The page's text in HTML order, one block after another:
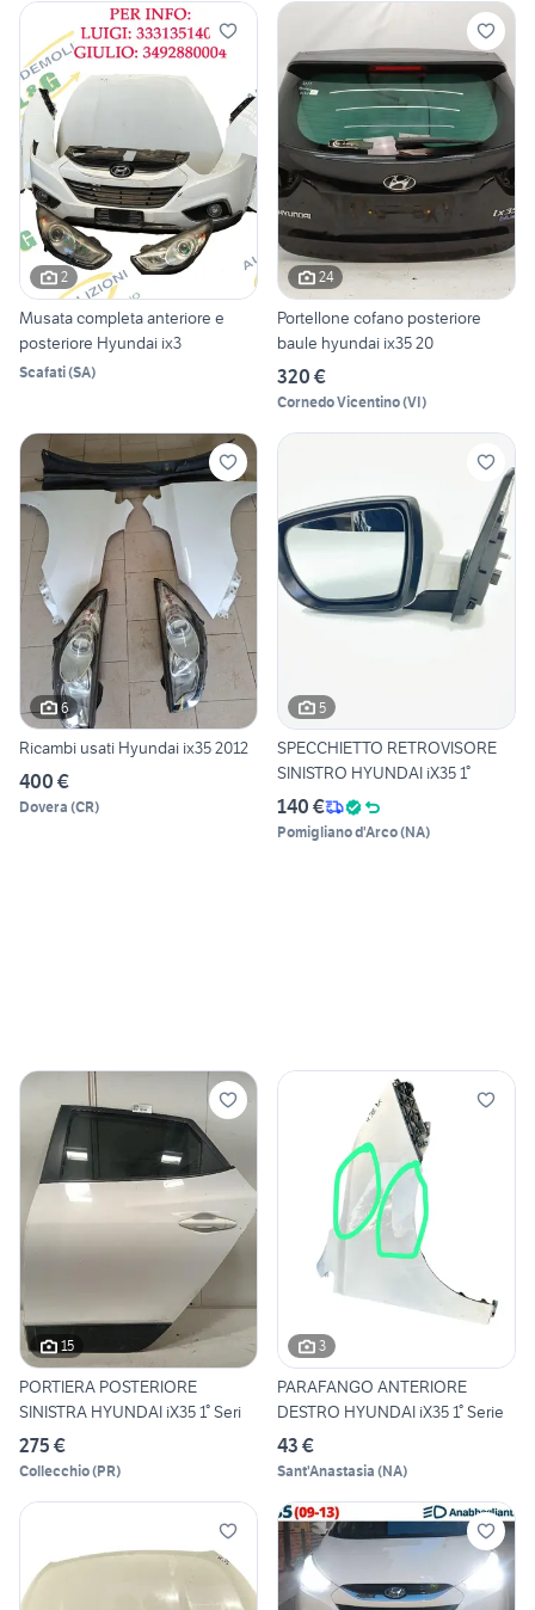
2
Musata completa anteriore e
posteriore Hyundai ix3
Scafati(SA)
24
Portellone cofano posteriore
baule hyundai ix35 20
320 €
Cornedo Vicentino(VI)
6
Ricambi usati Hyundai ix35 2012
400 €
Dovera (CR)
5
SPECCHIETTO RETROVISORE
SINISTRO HYUNDAI iX35 1°
140 €
Pomigliano d'Arco(NA)
15
PORTIERA POSTERIORE
SINISTRA HYUNDAI iX35 1° Seri
275 €
Collecchio(PR)
3
PARAFANGO ANTERIORE
DESTRO HYUNDAI iX35 1° Serie
43 €
Sant'Anastasia (NA)